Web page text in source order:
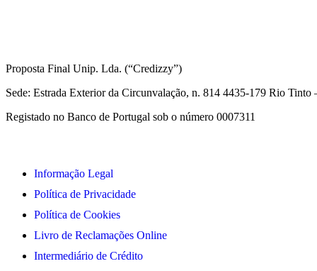
Proposta Final Unip. Lda. (“Credizzy”)
Sede: Estrada Exterior da Circunvalação, n. 814 4435-179 Rio Tinto
Registado no Banco de Portugal sob o número 0007311
Informação Legal
Política de Privacidade
Política de Cookies
Livro de Reclamações Online
Intermediário de Crédito